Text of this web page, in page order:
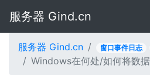
服务器 Gind.cn
服务器 Gind.cn 窗口事件日志
Windows在何处/如何将数